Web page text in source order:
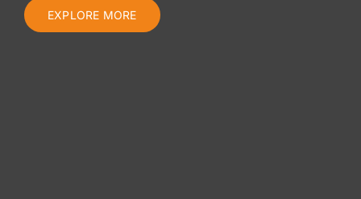
EXPLORE MORE